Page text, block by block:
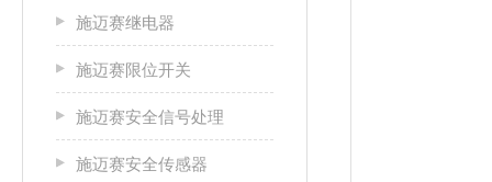
施迈赛继电器
施迈赛限位开关
施迈赛安全信号处理
施迈赛安全传感器